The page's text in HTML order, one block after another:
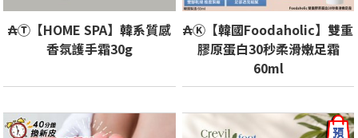
₳Ⓣ【HOME SPA】韓系質感
香氛護手霜30g
₳Ⓚ【韓國Foodaholic】雙重
膠原蛋白30秒柔滑嫩足霜
60ml